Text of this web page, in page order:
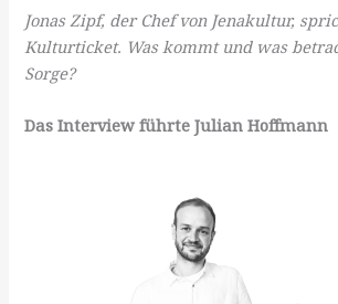
Jonas Zipf, der Chef von Jenakultur,
Kulturticket. Was kommt und was
Sorge?
Das Interview führte Julian Hoffmann